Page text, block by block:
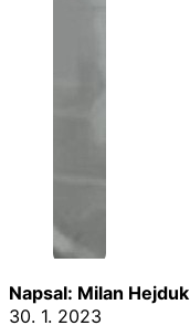
Napsal: Milan Hejduk
30. 1. 2023